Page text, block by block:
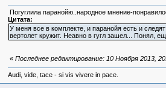
Погуглила паранойю..народное мнение-
Цитата:
У меня все в комплекте, и паранойя есть и
вертолет кружит. Неавно в гугл зашел... Понял,
« Последнее редактирование: 10 Ноября 2013,
Audi, vide, tace - si vis vivere in pace.